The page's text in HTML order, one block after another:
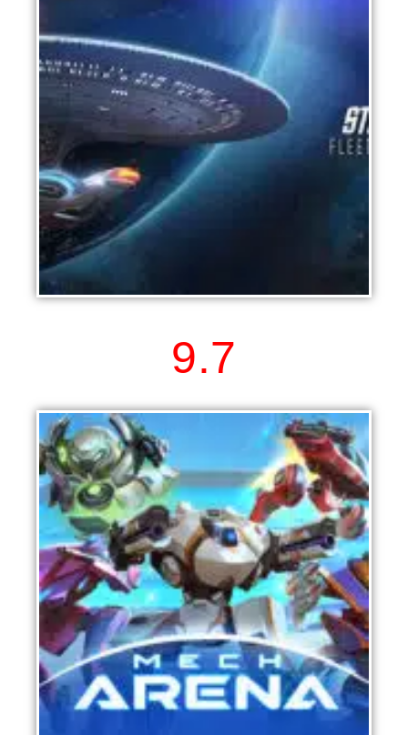
9.7